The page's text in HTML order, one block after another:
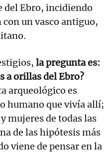
del Ebro, incidiendo
un vasco antiguo,
la pregunta es:
a orillas del Ebro?
arqueológico es
humano que vivía allí;
mujeres de todas las
de las hipótesis más
viene de pensar en la